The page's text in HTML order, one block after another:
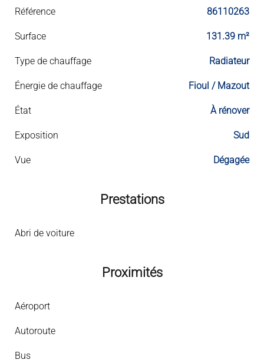
Référence 86110263
Surface 131.39 m²
Type de chauffage Radiateur
Énergie de chauffage Fioul / Mazout
État À rénover
Exposition Sud
Vue Dégagée
Prestations
Abri de voiture
Proximités
Aéroport
Autoroute
Bus